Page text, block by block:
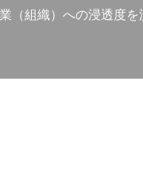
組織）への浸透度